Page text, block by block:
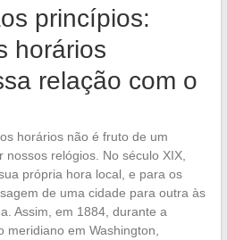
princípios:
horários
relação com o
horários não é fruto de um
relógios. No século XIX,
própria hora local, e para os
de uma cidade para outra às
Assim, em 1884, durante a
em Washington,